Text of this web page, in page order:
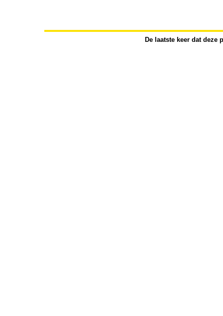
De laatste keer dat deze